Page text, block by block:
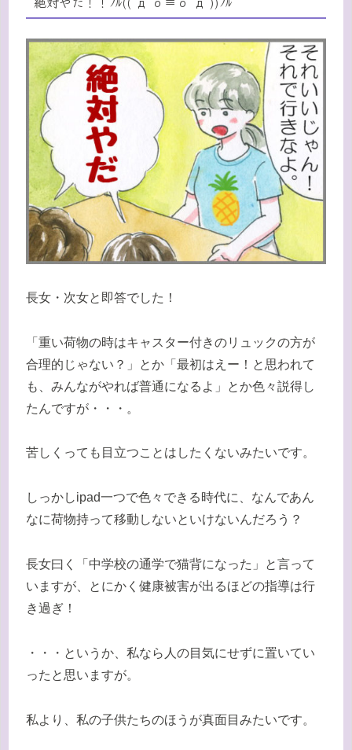
長女・次女と即答でした！
「重い荷物の時はキャスター付きのリュックの方が
合理的じゃない？」とか「最初はえー！と思われて
も、みんながやれば普通になるよ」とか色々説得し
たんですが・・・。
苦しくっても目立つことはしたくないみたいです。
しっかしipad一つで色々できる時代に、なんであん
なに荷物持って移動しないといけないんだろう？
長女曰く「中学校の通学で猫背になった」と言って
いますが、とにかく健康被害が出るほどの指導は行
き過ぎ！
・・・というか、私なら人の目気にせずに置いてい
ったと思いますが。
私より、私の子供たちのほうが真面目みたいです。